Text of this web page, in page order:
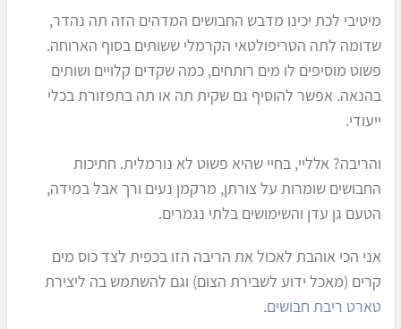
מיטיבי לכת יכינו מדבש החבושים המדהים הזה תה נהדר,
שדומה לתה הטריפולטאי הקרמלי ששותים בסוף הארוחה.
פשוט מוסיפים לו מים רותחים, כמה שקדים קלויים ושותים
בהנאה. אפשר להוסיף גם שקית תה או תה בתפזורת בכלי
ייעודי.
והריבה? אלליי, בחיי שהיא פשוט לא נורמלית. חתיכות
החבושים שומרות על צורתן, מרקמן נעים ורך אבל במידה,
הטעם גן עדן והשימושים בלתי נגמרים.
אני הכי אוהבת לאכול את הריבה הזו בכפית לצד כוס מים
קרים (מאכל ידוע לשבירת הצום) וגם להשתמש בה ליצירת
טארט ריבת חבושים.